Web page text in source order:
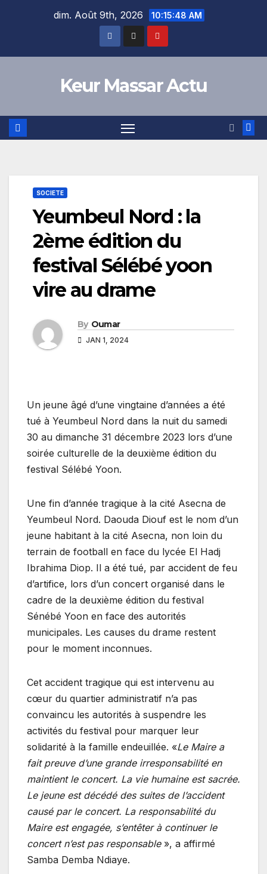
dim. Août 9th, 2026 10:15:48 AM
Keur Massar Actu
SOCIETE
Yeumbeul Nord : la
2ème édition du
festival Sélébé yoon
vire au drame
By Oumar
JAN 1, 2024
Un jeune âgé d’une vingtaine d’années a été
tué à Yeumbeul Nord dans la nuit du samedi
30 au dimanche 31 décembre 2023 lors d’une
soirée culturelle de la deuxième édition du
festival Sélébé Yoon.
Une fin d’année tragique à la cité Asecna de
Yeumbeul Nord. Daouda Diouf est le nom d’un
jeune habitant à la cité Asecna, non loin du
terrain de football en face du lycée El Hadj
Ibrahima Diop. Il a été tué, par accident de feu
d’artifice, lors d’un concert organisé dans le
cadre de la deuxième édition du festival
Sénébé Yoon en face des autorités
municipales. Les causes du drame restent
pour le moment inconnues.
Cet accident tragique qui est intervenu au
cœur du quartier administratif n’a pas
convaincu les autorités à suspendre les
activités du festival pour marquer leur
solidarité à la famille endeuillée. «Le Maire a
fait preuve d’une grande irresponsabilité en
maintient le concert. La vie humaine est sacrée.
Le jeune est décédé des suites de l’accident
causé par le concert. La responsabilité du
Maire est engagée, s’entêter à continuer le
concert n’est pas responsable », a affirmé
Samba Demba Ndiaye.